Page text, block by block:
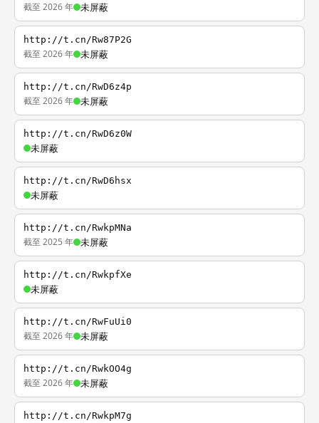
截至 2026 年 未屏蔽
http://t.cn/Rw87P2G
截至 2026 年 未屏蔽
http://t.cn/RwD6z4p
截至 2026 年 未屏蔽
http://t.cn/RwD6z0W
未屏蔽
http://t.cn/RwD6hsx
未屏蔽
http://t.cn/RwkpMNa
截至 2025 年 未屏蔽
http://t.cn/RwkpfXe
未屏蔽
http://t.cn/RwFuUi0
截至 2026 年 未屏蔽
http://t.cn/RwkOO4g
截至 2026 年 未屏蔽
http://t.cn/RwkpM7g